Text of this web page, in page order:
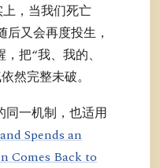
，当我们死亡
又会再度投生，
把“我、我的、
然完整未破。
一机制，也适用
Spends an
Comes Back to